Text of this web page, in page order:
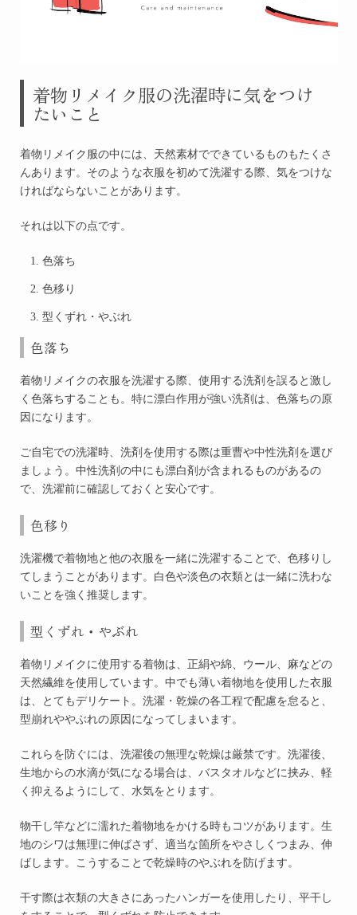
着物リメイク服の洗濯時に気をつけ
たいこと
着物リメイク服の中には、天然素材でできているものもたくさ
んあります。そのような衣服を初めて洗濯する際、気をつけな
ければならないことがあります。
それは以下の点です。
色落ち
色移り
型くずれ・やぶれ
色落ち
着物リメイクの衣服を洗濯する際、使用する洗剤を誤ると激し
く色落ちすることも。特に漂白作用が強い洗剤は、色落ちの原
因になります。
ご自宅での洗濯時、洗剤を使用する際は重曹や中性洗剤を選び
ましょう。 中性洗剤の中にも漂白剤が含まれるものがあるの
で、洗濯前に確認しておくと安心です。
色移り
洗濯機で着物地と他の衣服を一緒に洗濯することで、色移りし
てしまうことがあります。白色や淡色の衣類とは一緒に洗わな
いことを強く推奨します。
型くずれ・やぶれ
着物リメイクに使用する着物は、正絹や綿、ウール、麻などの
天然繊維を使用しています。中でも薄い着物地を使用した衣服
は、とてもデリケート。洗濯・乾燥の各工程で配慮を怠ると、
型崩れややぶれの原因になってしまいます。
これらを防ぐには、洗濯後の無理な乾燥は厳禁です。洗濯後、
生地からの水滴が気になる場合は、バスタオルなどに挟み、軽
く抑えるようにして、水気をとります。
物干し竿などに濡れた着物地をかける時もコツがあります。生
地のシワは無理に伸ばさず、適当な箇所をやさしくつまみ、伸
ばします。こうすることで乾燥時のやぶれを防げます。
干す際は衣類の大きさにあったハンガーを使用したり、平干し